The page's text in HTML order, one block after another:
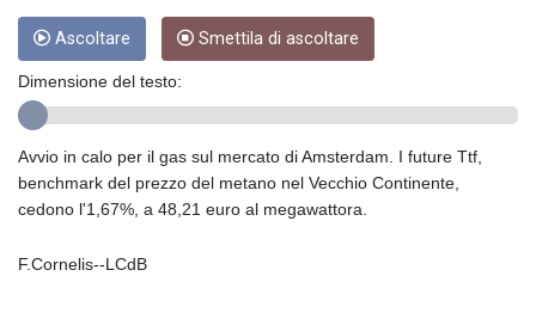
ERN 17.342035
ETB 186.049588
GBP 0.858527
GEL 3.017966
GGP 0.8566
GHS 13.526832
Ascoltare Smettila di ascoltare
Dimensione del testo:
Avvio in calo per il gas sul mercato di Amsterdam. I future Ttf,
benchmark del prezzo del metano nel Vecchio Continente,
cedono l'1,67%, a 48,21 euro al megawattora.
F.Cornelis--LCdB